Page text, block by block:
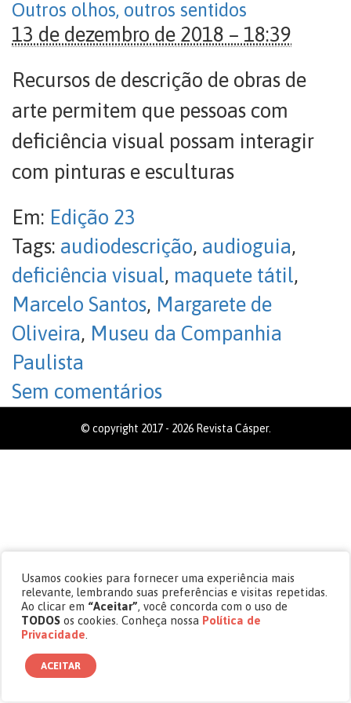
Outros olhos, outros sentidos
13 de dezembro de 2018 – 18:39
Recursos de descrição de obras de
arte permitem que pessoas com
deficiência visual possam interagir
com pinturas e esculturas
Em: Edição 23
Tags: audiodescrição, audioguia,
deficiência visual, maquete tátil,
Marcelo Santos, Margarete de
Oliveira, Museu da Companhia
Paulista
Sem comentários
© copyright 2017 - 2026 Revista Cásper.
Usamos cookies para fornecer uma experiência mais
relevante, lembrando suas preferências e visitas repetidas.
Ao clicar em “Aceitar”, você concorda com o uso de
TODOS os cookies. Conheça nossa Política de
Privacidade
ACEITAR